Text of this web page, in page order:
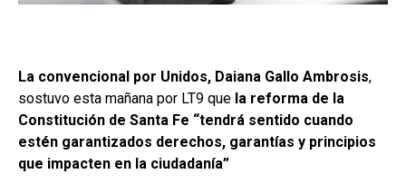
La convencional por Unidos, Daiana Gallo Ambrosis,
sostuvo esta mañana por LT9 que la reforma de la
Constitución de Santa Fe “tendrá sentido cuando
estén garantizados derechos, garantías y principios
que impacten en la ciudadanía”